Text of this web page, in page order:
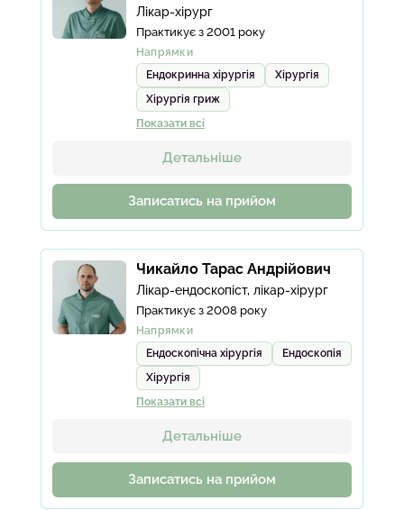
Лікар-хірург
Практикує з 2001 року
Напрямки
Ендокринна хірургія
Хірургія
Хірургія гриж
Показати всі
Детальніше
Записатись на прийом
Чикайло Тарас Андрійович
Лікар-ендоскопіст, лікар-хірург
Практикує з 2008 року
Напрямки
Ендоскопічна хірургія
Ендоскопія
Хірургія
Показати всі
Детальніше
Записатись на прийом